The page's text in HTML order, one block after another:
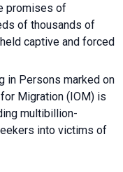
promises of
of thousands of
captive and forced
in Persons marked on
Migration (IOM) is
multibillion-
into victims of